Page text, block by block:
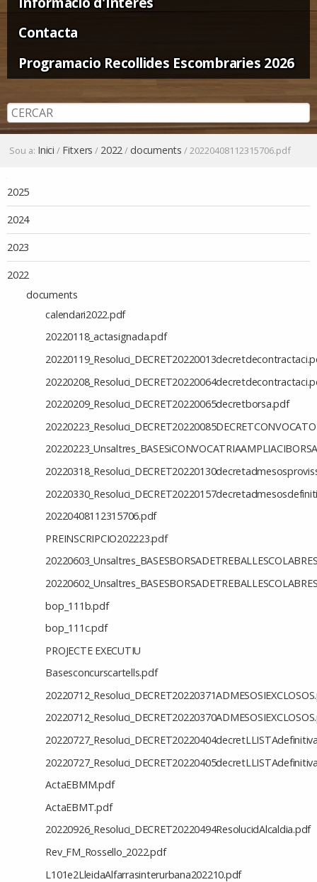
Contacta
Programacio Recollides Escombraries 2026
Sou a: Inici / Fitxers / 2022/ documents /20220408112315706.pdf
2025
2024
2023
2022
documents
calendari2022.pdf
20220118_actasignada.pdf
20220209_Resoluci_DECRET20220065decretborsa.pdf
20220408112315706.pdf
PREINSCRIPCIO202223.pdf
bop_111b.pdf
bop_111c.pdf
PROJECTE EXECUTIU
Basesconcurscartells.pdf
ActaEBMM.pdf
ActaEBMT.pdf
20220926_Resoluci_DECRET20220494ResolucidAlcaldia.pdf
Rev_FM_Rossello_2022.pdf
L101e2LleidaAlfarrasinterurbana202210.pdf